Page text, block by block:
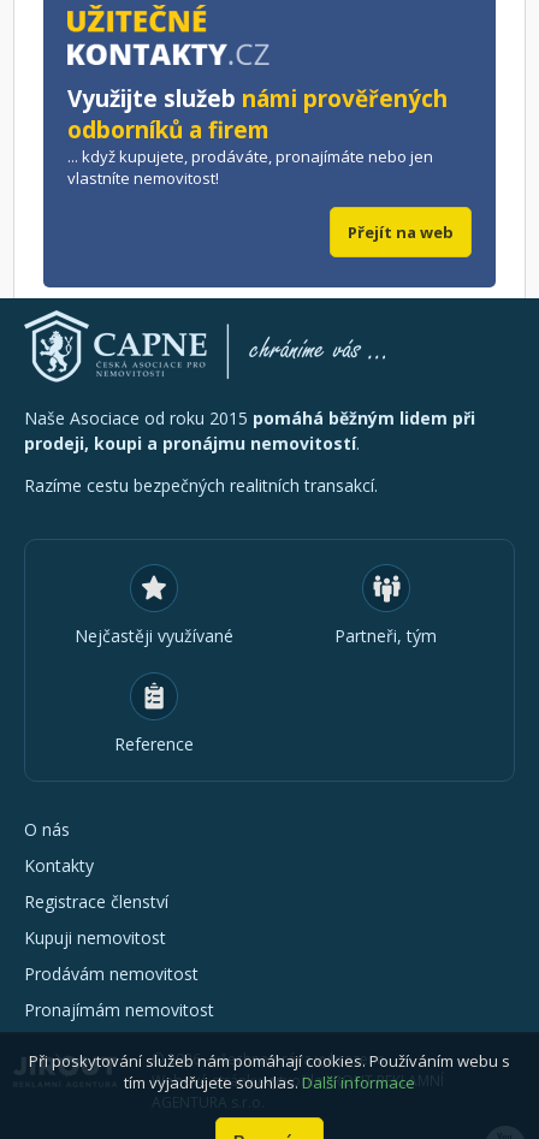
Využijte služeb námi prověřených
odborníků a firem
... když kupujete, prodáváte, pronajímáte nebo jen
vlastníte nemovitost!
Přejít na web
Naše Asociace od roku 2015 pomáhá běžným lidem při
prodeji, koupi a pronájmu nemovitostí.
Razíme cestu bezpečných realitních transakcí.
Nejčastěji využívané Partneři, tým
Reference
O nás
Kontakty
Registrace členství
Kupuji nemovitost
Prodávám nemovitost
Pronajímám nemovitost
© 2026 - všechna práva vyhrazena
Webové stránky vytvořila JIROUT REKLAMNÍ
Při poskytování služeb nám pomáhají cookies. Používáním webu s
tím vyjadřujete souhlas. Další informace